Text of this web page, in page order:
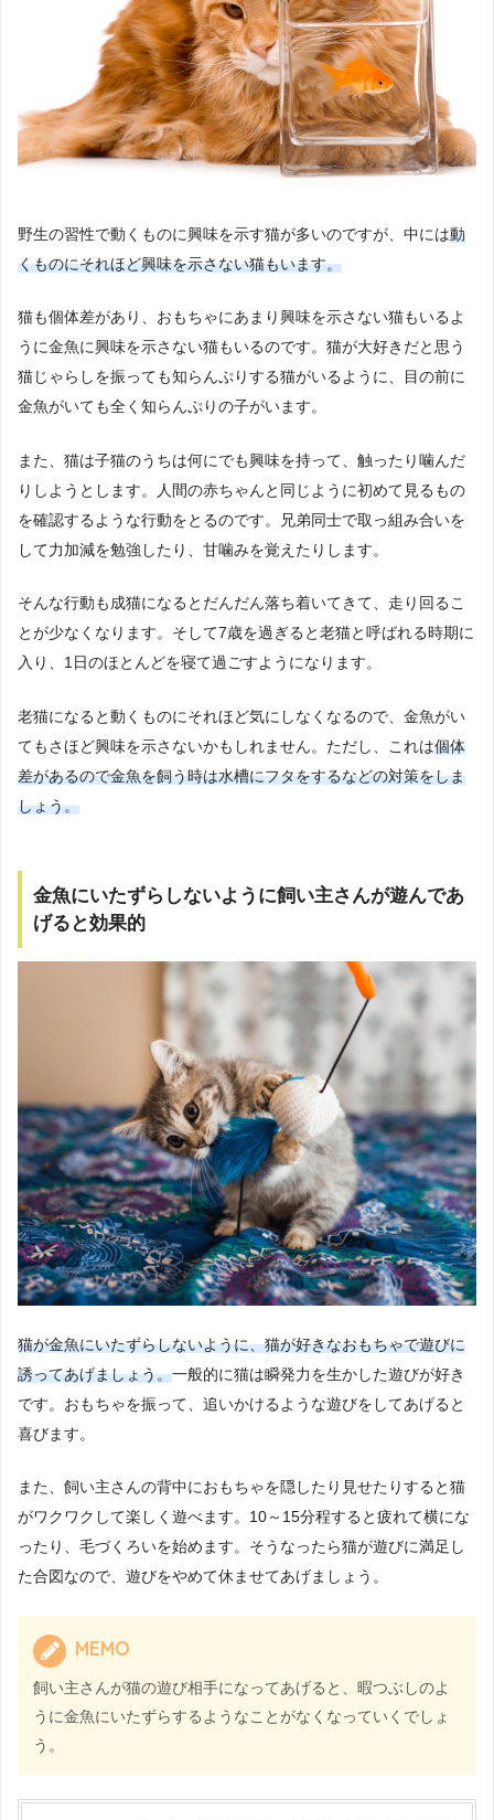
野生の習性で動くものに興味を示す猫が多いのですが、中には動
くものにそれほど興味を示さない猫もいます。
猫も個体差があり、おもちゃにあまり興味を示さない猫もいるよ
うに金魚に興味を示さない猫もいるのです。猫が大好きだと思う
猫じゃらしを振っても知らんぷりする猫がいるように、目の前に
金魚がいても全く知らんぷりの子がいます。
また、猫は子猫のうちは何にでも興味を持って、触ったり噛んだ
りしようとします。人間の赤ちゃんと同じように初めて見るもの
を確認するような行動をとるのです。兄弟同士で取っ組み合いを
して力加減を勉強したり、甘噛みを覚えたりします。
そんな行動も成猫になるとだんだん落ち着いてきて、走り回るこ
とが少なくなります。そして7歳を過ぎると老猫と呼ばれる時期に
入り、1日のほとんどを寝て過ごすようになります。
老猫になると動くものにそれほど気にしなくなるので、金魚がい
てもさほど興味を示さないかもしれません。ただし、これは個体
差があるので金魚を飼う時は水槽にフタをするなどの対策をしま
しょう。
金魚にいたずらしないように飼い主さんが遊んであ
げると効果的
猫が金魚にいたずらしないように、猫が好きなおもちゃで遊びに
誘ってあげましょう。一般的に猫は瞬発力を生かした遊びが好き
です。おもちゃを振って、追いかけるような遊びをしてあげると
喜びます。
また、飼い主さんの背中におもちゃを隠したり見せたりすると猫
がワクワクして楽しく遊べます。10～15分程すると疲れて横にな
ったり、毛づくろいを始めます。そうなったら猫が遊びに満足し
た合図なので、遊びをやめて休ませてあげましょう。
MEMO
飼い主さんが猫の遊び相手になってあげると、暇つぶしのよ
うに金魚にいたずらするようなことがなくなっていくでしょ
う。